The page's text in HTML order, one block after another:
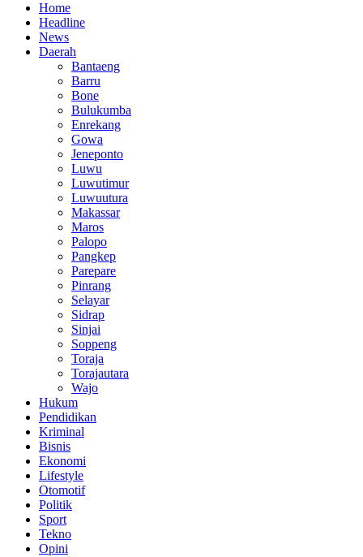
Home
Headline
News
Daerah
Bantaeng
Barru
Bone
Bulukumba
Enrekang
Gowa
Jeneponto
Luwu
Luwutimur
Luwuutura
Makassar
Maros
Palopo
Pangkep
Parepare
Pinrang
Selayar
Sidrap
Sinjai
Soppeng
Toraja
Torajautara
Wajo
Hukum
Pendidikan
Kriminal
Bisnis
Ekonomi
Lifestyle
Otomotif
Politik
Sport
Tekno
Opini